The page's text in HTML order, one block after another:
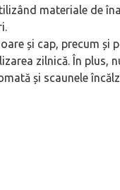
materiale de
și cap, precum și
zilnică. În plus,
și scaunele